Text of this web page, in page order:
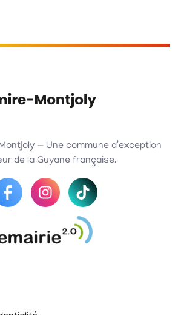
— Une commune d’exception
de la Guyane française.